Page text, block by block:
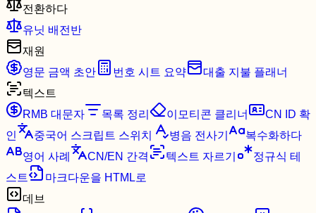
전환하다
유닛 배전반
재원
영문 금액 초안
번호 시트 요약
대출 지불 플래너
텍스트
RMB 대문자
목록 정리 이모티콘 클리너
CN ID 확
인
중국어 스크립트 스위치 병음 전사기
복수화하다
영어 사례
CN/EN 간격 텍스트 자르기
정규식 테
스트
마크다운을 HTML로
데브